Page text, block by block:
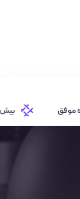
بیش از 1,220